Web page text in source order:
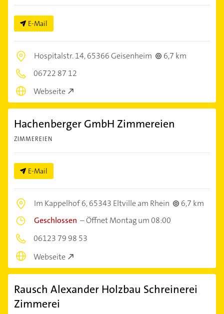
E-Mail
Hospitalstr. 14,65366 Geisenheim
6,7 km
06722 87 12
Webseite
Hachenberger GmbH Zimmereien
ZIMMEREIEN
E-Mail
Im Kappelhof 6,65343 Eltville am Rhein
6,7 km
Geschlossen –Öffnet Montag um 08:00
06123 79 98 53
Webseite
Rausch Alexander Holzbau Schreinerei
Zimmerei